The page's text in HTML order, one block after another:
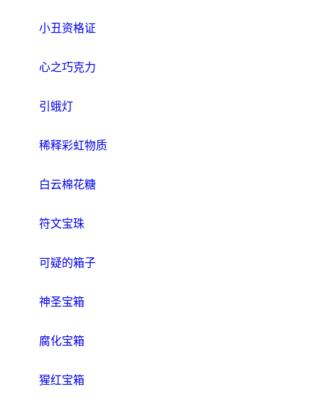
小丑资格证
心之巧克力
引蛾灯
稀释彩虹物质
白云棉花糖
符文宝珠
可疑的箱子
神圣宝箱
腐化宝箱
猩红宝箱